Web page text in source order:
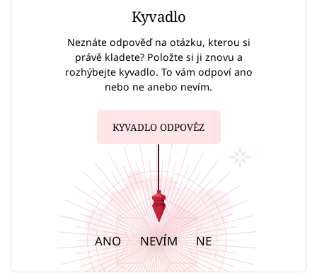
Kyvadlo
Neznáte odpověď na otázku, kterou si
právě kladete? Položte si ji znovu a
rozhýbejte kyvadlo. To vám odpoví ano
nebo ne anebo nevím.
KYVADLO ODPOVĚZ
ANO NEVÍM NE